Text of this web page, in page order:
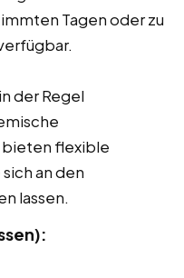
Tagen oder zu
der Regel
flexible
an den
lassen.